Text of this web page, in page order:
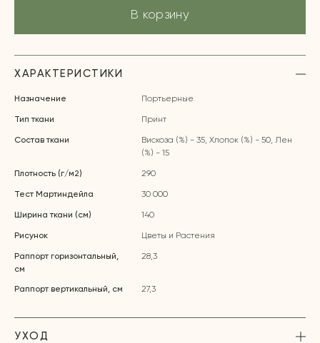
В корзину
ХАРАКТЕРИСТИКИ
Назначение Портьерные
Тип ткани Принт
Состав ткани
Вискоза (%) - 35, Хлопок (%) - 50, Лен
(%) - 15
Плотность (г/м2) 290
Тест Мартиндейла 30 000
Ширина ткани (см) 140
Рисунок Цветы и Растения
Раппорт горизонтальный,
см
28,3
Раппорт вертикальный, см 27,3
УХОД